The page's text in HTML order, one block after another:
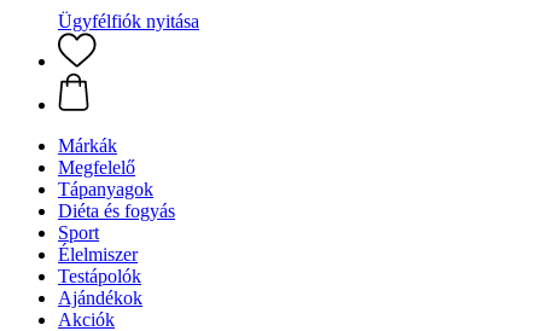
Ügyfélfiók nyitása
Márkák
Megfelelő
Tápanyagok
Diéta és fogyás
Sport
Élelmiszer
Testápolók
Ajándékok
Akciók